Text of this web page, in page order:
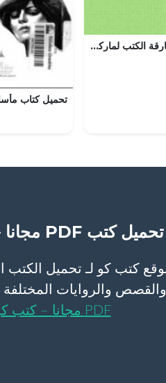
تحميل كتاب سارقة الكتب لماركوس زوساك بصيغة PDF مجانا
تحميل كتب PDF مجانا – كتب كو
والقصص والروايات المختلفة
PDF مجانا – كتب كو